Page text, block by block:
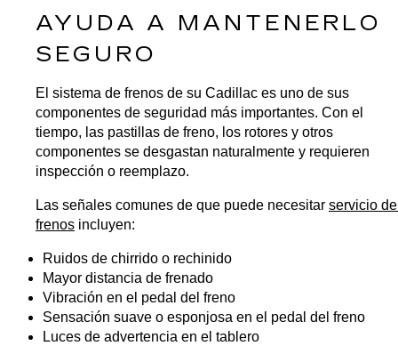
AYUDA A MANTENERLO
SEGURO
El sistema de frenos de su Cadillac es uno de sus
componentes de seguridad más importantes. Con el
tiempo, las pastillas de freno, los rotores y otros
componentes se desgastan naturalmente y requieren
inspección o reemplazo.
Las señales comunes de que puede necesitar servicio de
frenos incluyen:
Ruidos de chirrido o rechinido
Mayor distancia de frenado
Vibración en el pedal del freno
Sensación suave o esponjosa en el pedal del freno
Luces de advertencia en el tablero